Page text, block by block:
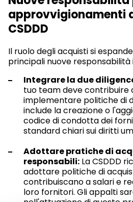
approvvigionamenti
CSDDD
Il ruolo degli acquisti si
principali nuove responsabilità
Integrare la due
tuo team deve contribuire
implementare politiche di
include la creazione o
codice di condotta dei
standard chiari sui diritti
Adottare pratiche di
responsabili: La CSDDD
adottare politiche di
contribuiscano a salari e
loro fornitori. Gli appalti